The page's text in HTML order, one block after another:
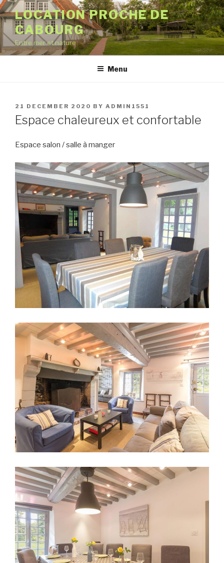
Skip
to
content
LOCATION PROCHE DE
CABOURG
Entre mer et nature
Menu
POSTED
ON
21 DECEMBER 2020 BY ADMIN1551
Espace chaleureux et confortable
Espace salon / salle à manger